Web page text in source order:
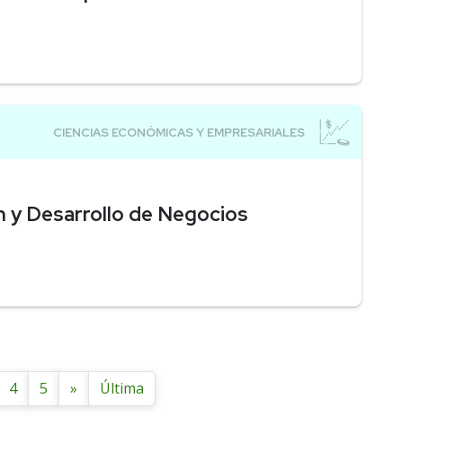
y Desarrollo de Negocios
4 5 » Última